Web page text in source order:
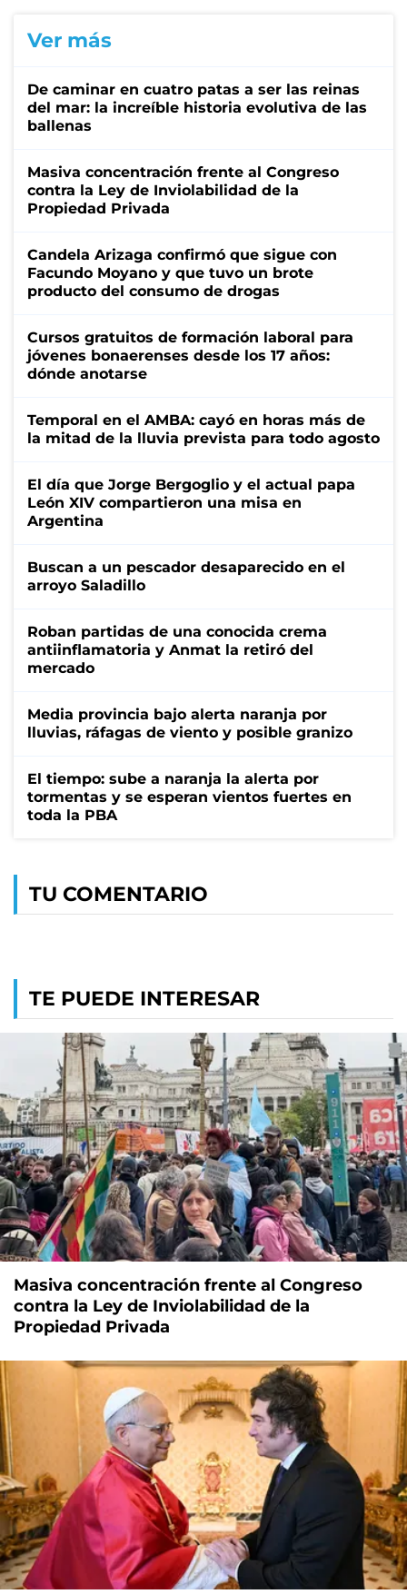
Ver más
De caminar en cuatro patas a ser las reinas
del mar: la increíble historia evolutiva de las
ballenas
Masiva concentración frente al Congreso
contra la Ley de Inviolabilidad de la
Propiedad Privada
Candela Arizaga confirmó que sigue con
Facundo Moyano y que tuvo un brote
producto del consumo de drogas
Cursos gratuitos de formación laboral para
jóvenes bonaerenses desde los 17 años:
dónde anotarse
Temporal en el AMBA: cayó en horas más de
la mitad de la lluvia prevista para todo agosto
El día que Jorge Bergoglio y el actual papa
León XIV compartieron una misa en
Argentina
Buscan a un pescador desaparecido en el
arroyo Saladillo
Roban partidas de una conocida crema
antiinflamatoria y Anmat la retiró del
mercado
Media provincia bajo alerta naranja por
lluvias, ráfagas de viento y posible granizo
El tiempo: sube a naranja la alerta por
tormentas y se esperan vientos fuertes en
toda la PBA
TU COMENTARIO
TE PUEDE INTERESAR
Masiva concentración frente al Congreso
contra la Ley de Inviolabilidad de la
Propiedad Privada